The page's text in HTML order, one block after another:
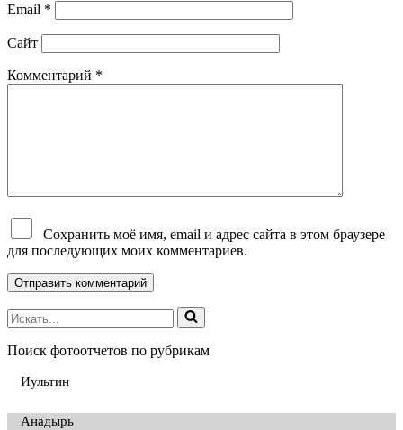
Email *
Сайт
Комментарий *
Сохранить моё имя, email и адрес сайта в этом браузере
для последующих моих комментариев.
Поиск фотоотчетов по рубрикам
Иультин
Анадырь